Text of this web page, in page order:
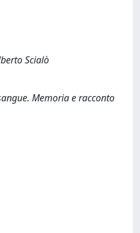
Scialò
Memoria e racconto